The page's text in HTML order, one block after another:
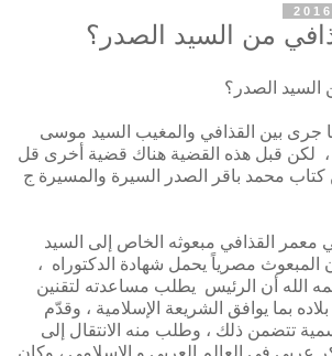
من السيد الصدر؟
السيد الصدر؟
جرى بين القذافي والمغيب السيد موسى
، لكن قبل هذه القضية هناك قضية أخرى قل
كتاب محمد باقر الصدر السيرة والمسيرة ج
معمر القذافي مبعوثه الخاص إلى السيد
المبعوث مصرياً يحمل شهادة الدكتوراه ،
الله أن الرئيس يطلب مساعدته لتقنين
بما يوافق الشريعة الإسلامية ، وقدّم
تتضمن ذلك ، وطلب منه الانتقال إلى
عربي في العالم العربي و الإسلامي ، وكان